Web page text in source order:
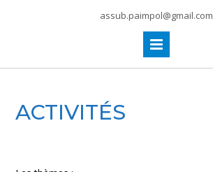
assub.paimpol@gmail.com
ACTIVITÉS